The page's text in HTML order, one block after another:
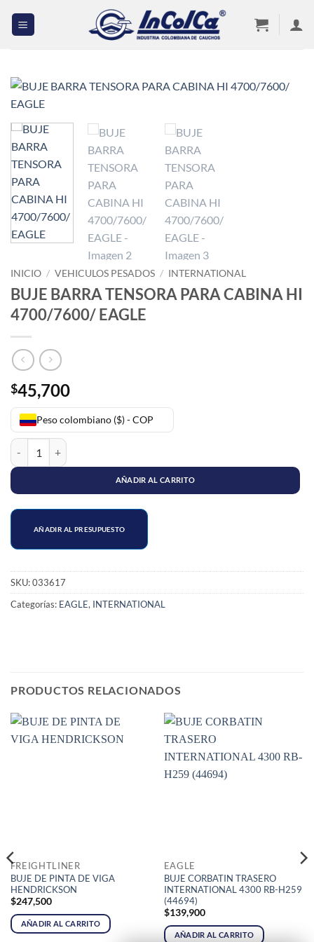
INICIO / VEHICULOS PESADOS / INTERNATIONAL
BUJE BARRA TENSORA PARA CABINA HI
4700/7600/ EAGLE
$45,700
Peso colombiano ($) - COP
BUJE BARRA TENSORA PARA CABINA HI 4700/7600/ EAGLE
AÑADIR AL CARRITO
AÑADIR AL PRESUPUESTO
SKU:033617
Categorías: EAGLE, INTERNATIONAL
PRODUCTOS RELACIONADOS
FREIGHTLINER
BUJE DE PINTA DE VIGA
HENDRICKSON
$247,500
AÑADIR AL CARRITO
EAGLE
BUJE CORBATIN TRASERO
INTERNATIONAL 4300 RB-H259
(44694)
$139,900
AÑADIR AL CARRITO